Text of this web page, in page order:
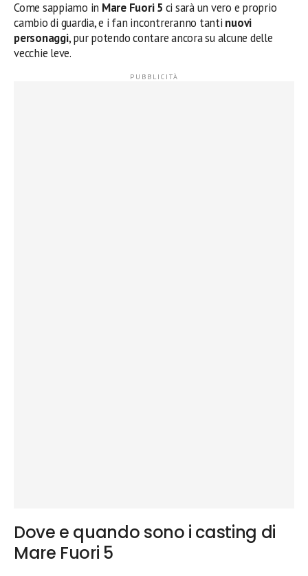
Come sappiamo in Mare Fuori 5 ci sarà un vero e proprio
cambio di guardia, e i fan incontreranno tanti nuovi
personaggi, pur potendo contare ancora su alcune delle
vecchie leve.
Dove e quando sono i casting di
Mare Fuori 5